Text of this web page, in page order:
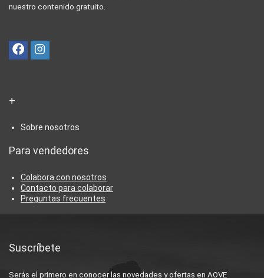
nuestro contenido gratuito.
+
Sobre nosotros
Para vendedores
Colabora con nosotros
Contacto para colaborar
Preguntas frecuentes
Suscríbete
Serás el primero en conocer las novedades y ofertas en AOVE